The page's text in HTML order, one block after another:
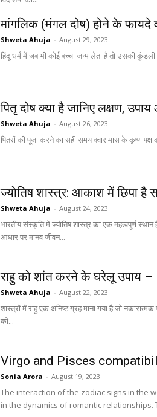
मांगलिक (मंगल दोष) होने के फायदे
Shweta Ahuja - August 29, 2023
हिंदू धर्म में जब भी कोई बच्चा जन्म लेता है तो उसकी
पितृ दोष क्या है जानिए लक्षण,
Shweta Ahuja - August 26, 2023
पितरों की पूजा करने का सही समय क्वार मास के कृष्ण पक्ष
ज्योतिष शास्त्र: आकाश में छिपा है
Shweta Ahuja - August 24, 2023
भारतीय संस्कृति में ज्योतिष शास्त्र का एक महत्वपूर्ण
आधार पर मानव जीवन...
राहु को शांत करने के घरेलू उपाय
Shweta Ahuja - August 22, 2023
शास्त्रों में राहु एक अनिष्ट ग्रह माना गया है जो
को...
Virgo and Pisces
Sonia Arora - August 19, 2023
The interaction of the zodiac signs in the
in the dynamics of romantic relationships.